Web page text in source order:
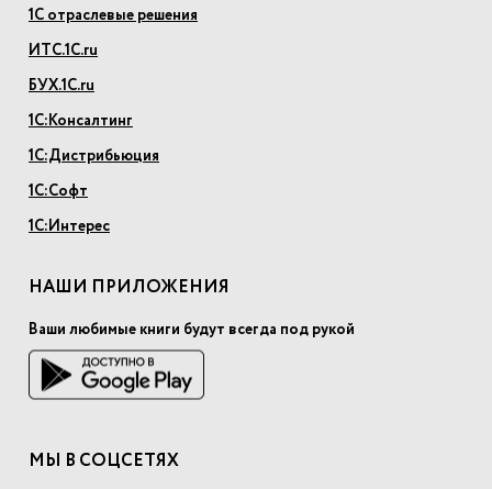
1С отраслевые решения
ИТС.1С.ru
БУХ.1С.ru
1С:Консалтинг
1С:Дистрибьюция
1С:Софт
1С:Интерес
НАШИ ПРИЛОЖЕНИЯ
Ваши любимые книги будут всегда под рукой
МЫ В СОЦСЕТЯХ